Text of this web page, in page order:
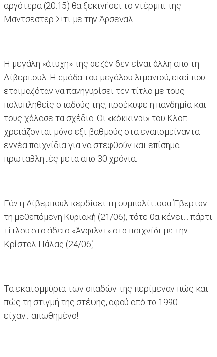
αργότερα (20:15) θα ξεκινήσει το ντέρμπι της
Μαντσεστερ Σίτι με την Άρσεναλ.
Η μεγάλη «άτυχη» της σεζόν δεν είναι άλλη από τη
Λίβερπουλ. Η ομάδα του μεγάλου λιμανιού, εκεί που
ετοιμαζόταν να πανηγυρίσει τον τίτλο με τους
πολυπληθείς οπαδούς της, προέκυψε η πανδημία και
τους χάλασε τα σχέδια. Οι «κόκκινοι» του Κλοπ
χρειάζονται μόνο έξι βαθμούς στα εναπομείναντα
εννέα παιχνίδια για να στεφθούν και επίσημα
πρωταθλητές μετά από 30 χρόνια.
Εάν η Λίβερπουλ κερδίσει τη συμπολίτισσα Έβερτον
τη μεθεπόμενη Κυριακή (21/06), τότε θα κάνει… πάρτι
τίτλου στο άδειο «Άνφιλντ» στο παιχνίδι με την
Κρίσταλ Πάλας (24/06).
Τα εκατομμύρια των οπαδών της περίμεναν πώς και
πώς τη στιγμή της στέψης, αφού από το 1990
είχαν... απωθημένο!